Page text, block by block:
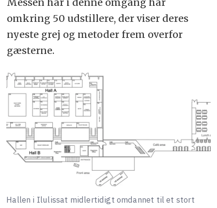
omkring 50 udstillere, der viser deres
nyeste grej og metoder frem overfor
gæsterne.
Hallen i Ilulissat midlertidigt omdannet til et stort